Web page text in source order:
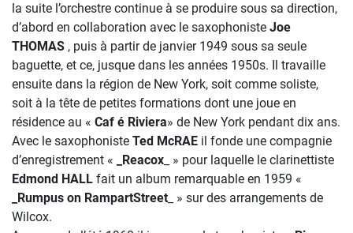
la suite l’orchestre continue à se produire sous sa direction,
d’abord en collaboration avec le saxophoniste Joe
THOMAS , puis à partir de janvier 1949 sous sa seule
baguette, et ce, jusque dans les années 1950s. Il travaille
ensuite dans la région de New York, soit comme soliste,
soit à la tête de petites formations dont une joue en
résidence au « Caf é Riviera» de New York pendant dix ans.
Avec le saxophoniste Ted McRAE il fonde une compagnie
d’enregistrement «
_Reacox _ » pour laquelle le clarinettiste
Edmond HALL fait un album remarquable en 1959 «
_Rumpus on RampartStreet _ » sur des arrangements de
Wilcox.